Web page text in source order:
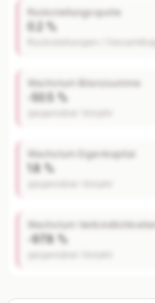
Rückstellungsquote
0.2 %
Wachstum Bilanzsumme
-50.5 %
Wachstum Eigenkapital
1.8 %
Wachstum Verbindlichkeiten
-97.8 %